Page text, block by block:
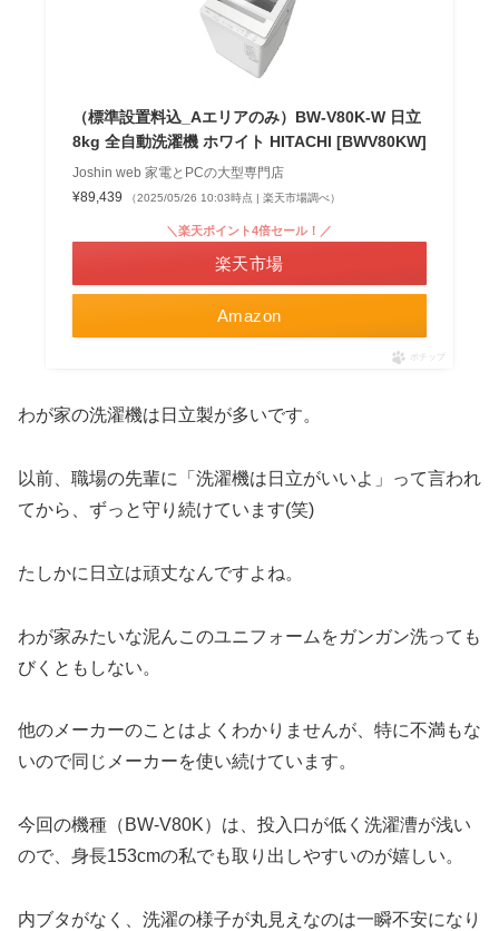
（標準設置料込_Aエリアのみ）BW-V80K-W 日立
8kg 全自動洗濯機 ホワイト HITACHI [BWV80KW]
Joshin web 家電とPCの大型専門店
¥89,439
（2025/05/26 10:03時点 | 楽天市場調べ）
Amazon
＼楽天ポイント4倍セール！／
楽天市場
ポチップ
わが家の洗濯機は日立製が多いです。
以前、職場の先輩に「洗濯機は日立がいいよ」って言われ
てから、ずっと守り続けています(笑)
たしかに日立は頑丈なんですよね。
わが家みたいな泥んこのユニフォームをガンガン洗っても
びくともしない。
他のメーカーのことはよくわかりませんが、特に不満もな
いので同じメーカーを使い続けています。
今回の機種（BW-V80K）は、投入口が低く洗濯漕が浅い
ので、身長153cmの私でも取り出しやすいのが嬉しい。
内ブタがなく、洗濯の様子が丸見えなのは一瞬不安になり